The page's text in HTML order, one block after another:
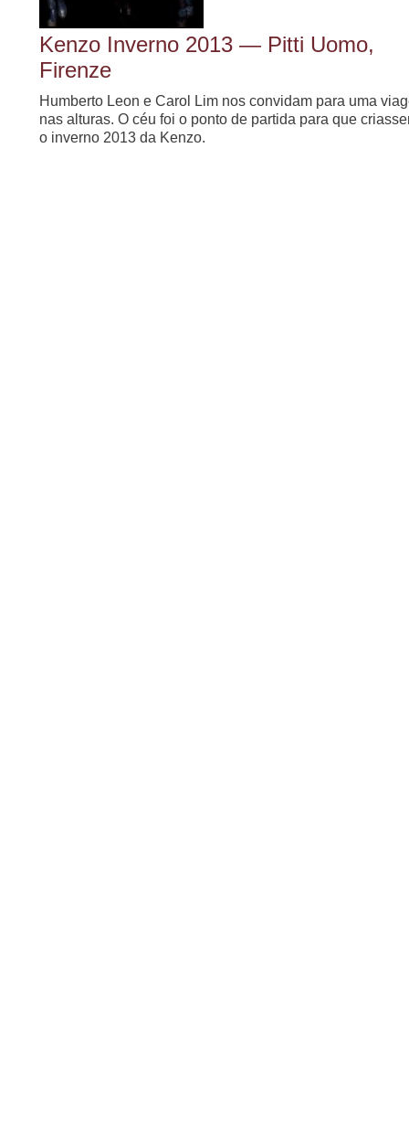
Kenzo Inverno 2013 ― Pitti Uomo,
Firenze
Humberto Leon e Carol Lim nos convidam para uma
nas alturas. O céu foi o ponto de partida para que
o inverno 2013 da Kenzo.